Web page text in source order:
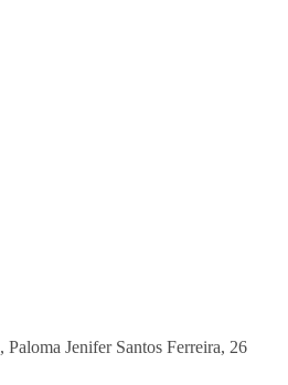
, Paloma Jenifer Santos Ferreira, 26